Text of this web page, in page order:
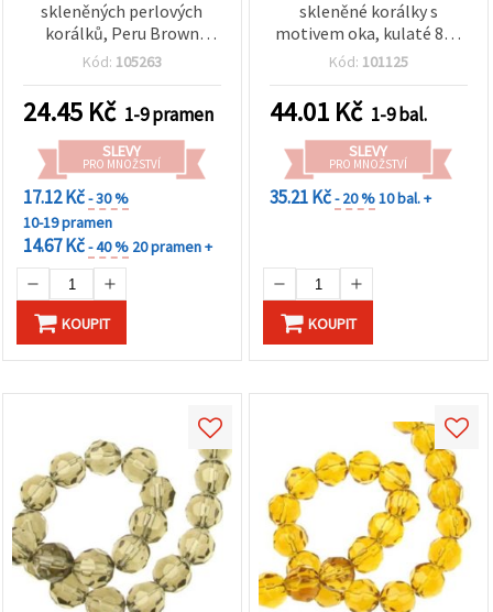
skleněných perlových
korálků, Peru Brown
(hnědá), 8 mm, průvlek 1
pro výrobu šperků a
dekorací
Kód: 105263
24.45 Kč 1-9 pramen
SLEVY
PRO MNOŽSTVÍ
17.12 Kč- 30 %
10-19 pramen
14.67 Kč- 40 % 20 pramen +
KOUPIT
skleněné korálky s
motivem oka, kulaté 8–9
mm, otvor 2 mm – ideální
tvoření – balení 10 ks
Kód: 101125
44.01 Kč 1-9 bal.
SLEVY
PRO MNOŽSTVÍ
35.21 Kč- 20 %10 bal. +
KOUPIT